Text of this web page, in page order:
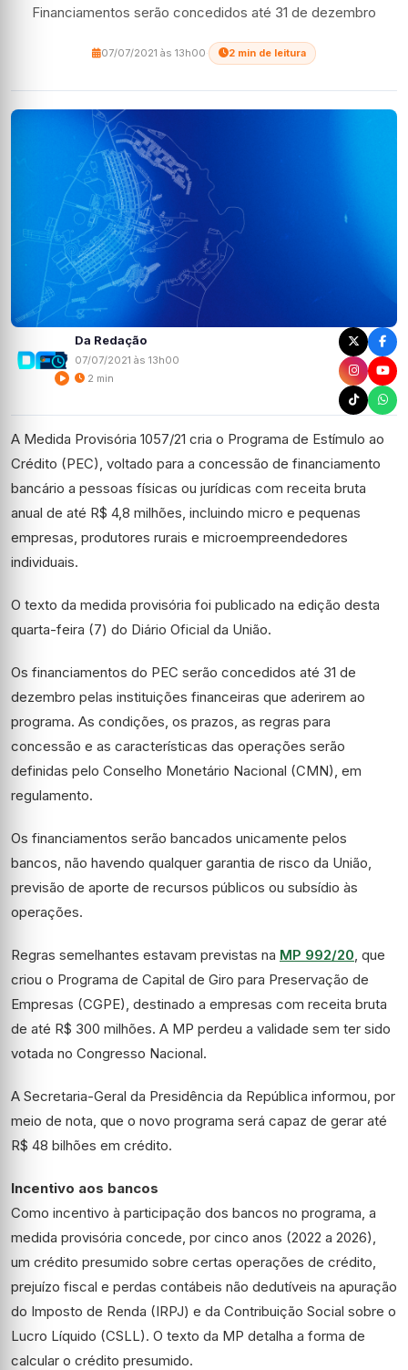
Financiamentos serão concedidos até 31 de dezembro
07/07/2021 às 13h00 2 min de leitura
Da Redação
07/07/2021 às 13h00
2 min
A Medida Provisória 1057/21 cria o Programa de Estímulo ao
Crédito (PEC), voltado para a concessão de financiamento
bancário a pessoas físicas ou jurídicas com receita bruta
anual de até R$ 4,8 milhões, incluindo micro e pequenas
empresas, produtores rurais e microempreendedores
individuais.
O texto da medida provisória foi publicado na edição desta
quarta-feira (7) do Diário Oficial da União.
Os financiamentos do PEC serão concedidos até 31 de
dezembro pelas instituições financeiras que aderirem ao
programa. As condições, os prazos, as regras para
concessão e as características das operações serão
definidas pelo Conselho Monetário Nacional (CMN), em
regulamento.
Os financiamentos serão bancados unicamente pelos
bancos, não havendo qualquer garantia de risco da União,
previsão de aporte de recursos públicos ou subsídio às
operações.
Regras semelhantes estavam previstas na MP 992/20 , que
criou o Programa de Capital de Giro para Preservação de
Empresas (CGPE), destinado a empresas com receita bruta
de até R$ 300 milhões. A MP perdeu a validade sem ter sido
votada no Congresso Nacional.
A Secretaria-Geral da Presidência da República informou, por
meio de nota, que o novo programa será capaz de gerar até
R$ 48 bilhões em crédito.
Incentivo aos bancos
Como incentivo à participação dos bancos no programa, a
medida provisória concede, por cinco anos (2022 a 2026),
um crédito presumido sobre certas operações de crédito,
prejuízo fiscal e perdas contábeis não dedutíveis na apuração
do Imposto de Renda (IRPJ) e da Contribuição Social sobre o
Lucro Líquido (CSLL). O texto da MP detalha a forma de
calcular o crédito presumido.